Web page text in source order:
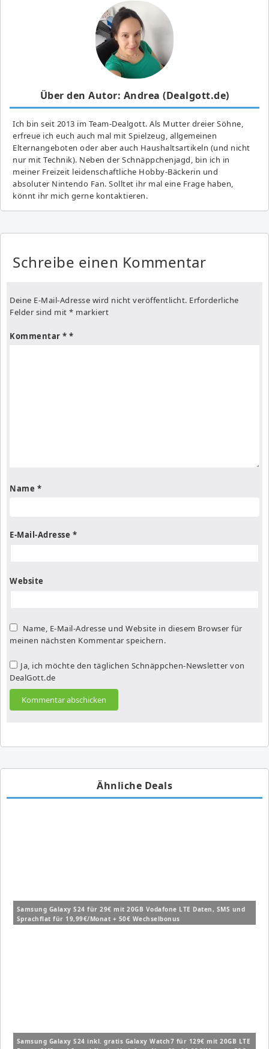
Über den Autor: Andrea (Dealgott.de)
Ich bin seit 2013 im Team-Dealgott. Als Mutter dreier Söhne,
erfreue ich euch auch mal mit Spielzeug, allgemeinen
Elternangeboten oder aber auch Haushaltsartikeln (und nicht
nur mit Technik). Neben der Schnäppchenjagd, bin ich in
meiner Freizeit leidenschaftliche Hobby-Bäckerin und
absoluter Nintendo Fan. Solltet ihr mal eine Frage haben,
könnt ihr mich gerne kontaktieren.
Schreibe einen Kommentar
Deine E-Mail-Adresse wird nicht veröffentlicht. Erforderliche
Felder sind mit * markiert
Kommentar *
Name *
E-Mail-Adresse *
Website
Name, E-Mail-Adresse und Website in diesem Browser für
meinen nächsten Kommentar speichern.
Ja, ich möchte den täglichen Schnäppchen-Newsletter von
DealGott.de
Ähnliche Deals
Samsung Galaxy S24 für 29€ mit 20GB Vodafone LTE Daten, SMS und
Sprachflat für 19,99€/Monat + 50€ Wechselbonus
Samsung Galaxy S24 inkl. gratis Galaxy Watch7 für 129€ mit 20GB LTE